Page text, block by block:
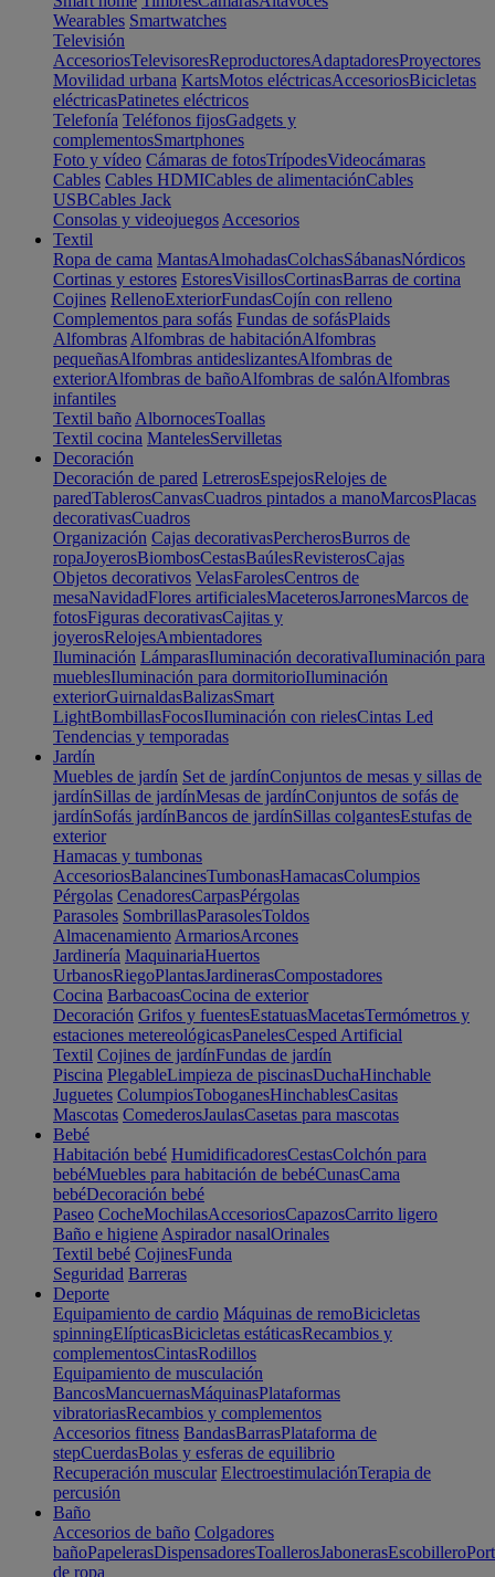
Wearables Smartwatches
Televisión
AccesoriosTelevisoresReproductoresAdaptadoresProyectores
Movilidad urbana KartsMotos eléctricasAccesoriosBicicletas
eléctricasPatinetes eléctricos
Telefonía Teléfonos fijosGadgets y
complementosSmartphones
Foto y vídeo Cámaras de fotosTrípodesVideocámaras
Cables Cables HDMICables de alimentaciónCables
USBCables Jack
Consolas y videojuegos Accesorios
Textil
Ropa de cama MantasAlmohadasColchasSábanasNórdicos
Cortinas y estores EstoresVisillosCortinasBarras de cortina
Cojines RellenoExteriorFundasCojín con relleno
Complementos para sofás Fundas de sofásPlaids
Alfombras Alfombras de habitaciónAlfombras
pequeñasAlfombras antideslizantesAlfombras de
exteriorAlfombras de bañoAlfombras de salónAlfombras
infantiles
Textil baño AlbornocesToallas
Textil cocina MantelesServilletas
Decoración
Decoración de pared LetrerosEspejosRelojes de
paredTablerosCanvasCuadros pintados a manoMarcosPlacas
decorativasCuadros
Organización Cajas decorativasPercherosBurros de
ropaJoyerosBiombosCestasBaúlesRevisterosCajas
Objetos decorativos VelasFarolesCentros de
mesaNavidadFlores artificialesMaceterosJarronesMarcos de
fotosFiguras decorativasCajitas y
joyerosRelojesAmbientadores
Iluminación LámparasIluminación decorativaIluminación para
mueblesIluminación para dormitorioIluminación
exteriorGuirnaldasBalizasSmart
LightBombillasFocosIluminación con rielesCintas Led
Tendencias y temporadas
Jardín
Muebles de jardín Set de jardínConjuntos de mesas y sillas de
jardínSillas de jardínMesas de jardínConjuntos de sofás de
jardínSofás jardínBancos de jardínSillas colgantesEstufas de
exterior
Hamacas y tumbonas
AccesoriosBalancinesTumbonasHamacasColumpios
Pérgolas CenadoresCarpasPérgolas
Parasoles SombrillasParasolesToldos
Almacenamiento ArmariosArcones
Jardinería MaquinariaHuertos
UrbanosRiegoPlantasJardinerasCompostadores
Cocina BarbacoasCocina de exterior
Decoración Grifos y fuentesEstatuasMacetasTermómetros y
estaciones metereológicasPanelesCesped Artificial
Textil Cojines de jardínFundas de jardín
Piscina PlegableLimpieza de piscinasDuchaHinchable
Juguetes ColumpiosToboganesHinchablesCasitas
Mascotas ComederosJaulasCasetas para mascotas
Bebé
Habitación bebé HumidificadoresCestasColchón para
bebéMuebles para habitación de bebéCunasCama
bebéDecoración bebé
Paseo CocheMochilasAccesoriosCapazosCarrito ligero
Baño e higiene Aspirador nasalOrinales
Textil bebé CojinesFunda
Seguridad Barreras
Deporte
Equipamiento de cardio Máquinas de remoBicicletas
spinningElípticasBicicletas estáticasRecambios y
complementosCintasRodillos
Equipamiento de musculación
BancosMancuernasMáquinasPlataformas
vibratoriasRecambios y complementos
Accesorios fitness BandasBarrasPlataforma de
stepCuerdasBolas y esferas de equilibrio
Recuperación muscular ElectroestimulaciónTerapia de
percusión
Baño
Accesorios de baño Colgadores
bañoPapelerasDispensadoresToallerosJabonerasEscobillero
de ropa